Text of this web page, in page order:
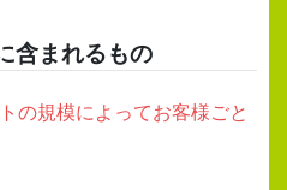
含まれるもの
の規模によってお客様ごと